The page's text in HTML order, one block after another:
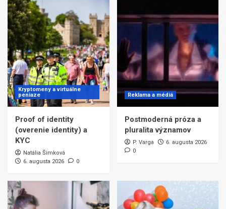
Kryptomeny a virtuálne
peniaze
Proof of identity
(overenie identity) a
KYC
Natália Šimková
6. augusta 2026
0
Reklama a médiá
Postmoderná próza a
pluralita významov
P. Varga
6. augusta 2026
0